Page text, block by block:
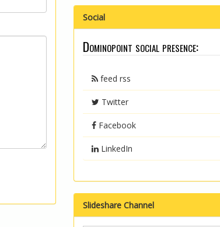
Social
Dominopoint social presence:
feed rss
Twitter
Facebook
LinkedIn
Slideshare Channel